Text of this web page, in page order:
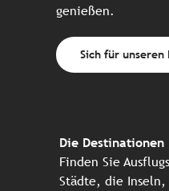
genießen.
Sich für
Die Destinationen
Finden Sie
Städte, die Inseln,